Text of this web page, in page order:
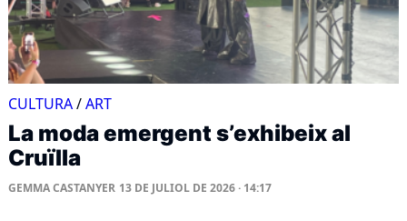
CULTURA/ART
La moda emergent s’exhibeix al
Cruïlla
GEMMA CASTANYER 13 DE JULIOL DE 2026 · 14:17